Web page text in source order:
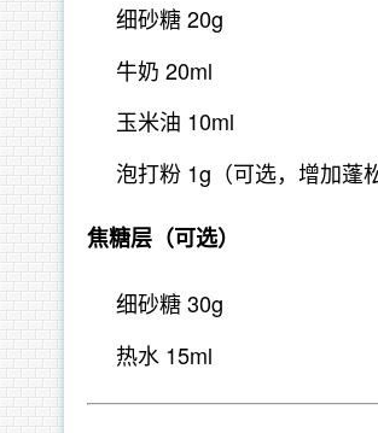
细砂糖 20g
牛奶 20ml
玉米油 10ml
泡打粉 1g（可选，增加蓬
焦糖层 （可选）
细砂糖 30g
热水 15ml